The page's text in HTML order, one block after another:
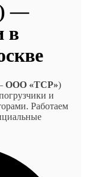
—
в
ООО «ТСР»)
и
Работаем